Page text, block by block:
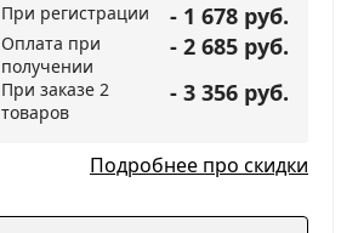
При регистрации - 1 678 руб.
Оплата при
получении
- 2 685 руб.
При заказе 2
товаров
- 3 356 руб.
Подробнее про скидки